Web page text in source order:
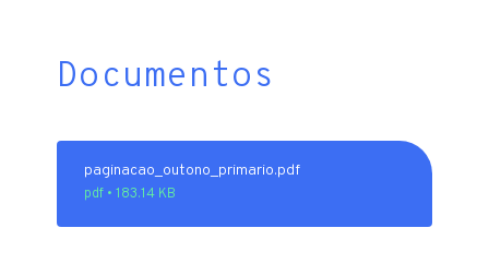
Documentos
paginacao_outono_primario.pdf
pdf • 183.14 KB